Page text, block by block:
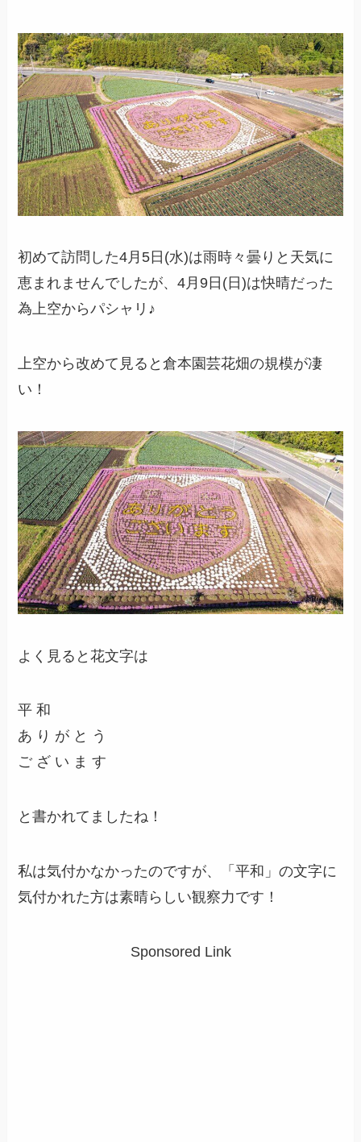
初めて訪問した4月5日(水)は雨時々曇りと天気に
恵まれませんでしたが、4月9日(日)は快晴だった
為上空からパシャリ♪
上空から改めて見ると倉本園芸花畑の規模が凄
い！
よく見ると花文字は
平 和
あ り が と う
ご ざ い ま す
と書かれてましたね！
私は気付かなかったのですが、「平和」の文字に
気付かれた方は素晴らしい観察力です！
Sponsored Link